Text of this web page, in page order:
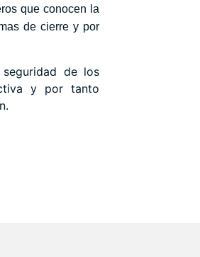
que conocen la
de cierre y por
de los
y por tanto